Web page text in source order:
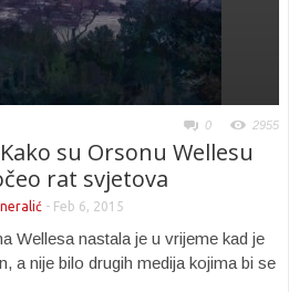
0 2955
su Orsonu Wellesu
rat svjetova
- Feb 6, 2015
Wellesa nastala je u vrijeme kad je
a nije bilo drugih medija kojima bi se